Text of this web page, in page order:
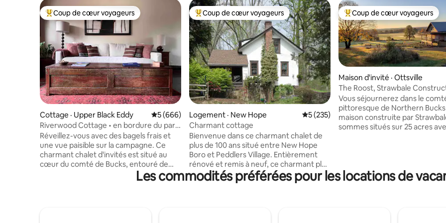
Coup de cœur voyageurs parmi les plus aimés
Coup de cœur voyageurs
Cottage · Upper Black Eddy Note moyenne de 5 sur 5, 666 commentaires
5 (666)
Riverwood Cottage • en bordure du parc
d'État du comté de Bucks
Réveillez-vous avec des bagels frais et
une vue paisible sur la campagne. Ce
charmant chalet d'invités est situé au
cœur du comté de Bucks, entouré de
villes pittoresques au bord de la rivière et
de collines vallonnées. Profitez de bagels
Coup de cœur voyageurs parmi les plus aimés
Coup de cœur voyageurs
Logement · New Hope Note moyenne de 5 sur 5, 235
5 (235)
Charmant cottage
Bienvenue dans ce charmant chalet de
plus de 100 ans situé entre New Hope
Boro et Peddlers Village. Entièrement
rénové et remis à neuf, ce charmant plan
d'étage ouvert et élégant dispose de
tous les nouveaux appareils
Coup de cœur voyageurs
Coup de cœur voyageurs
Maison d'invité · Ottsville
The Roost, Strawbale
Vous séjournerez dans le
pittoresque de Northern
maison construite par
sommes situés sur 25 acres
de la pêche et de la
sommes à la campagne, mais à
Les commodités préférées pour les locations de